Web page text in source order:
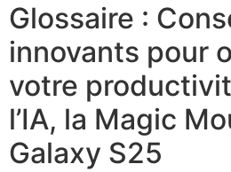
Glossaire :
innovants pour
votre
l’IA, la Magic
Galaxy S25